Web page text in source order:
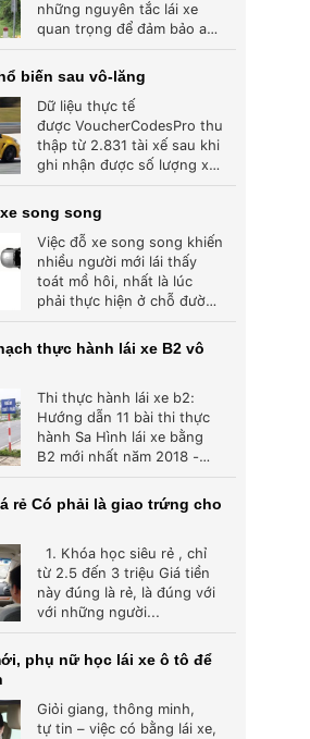
những nguyên tắc lái xe
quan trọng để đảm bảo an
toàn và...
biến sau vô-lăng
Dữ liệu thực tế
được VoucherCodesPro thu
thập từ 2.831 tài xế sau khi
ghi nhận được số lượng xe
phải vào xưởng sửa chữa
song song
Việc đỗ xe song song khiến
nhiều người mới lái thấy
toát mồ hôi, nhất là lúc
phải thực hiện ở chỗ đường
đông người...
thực hành lái xe B2 vô
Thi thực hành lái xe b2:
Hướng dẫn 11 bài thi thực
hành Sa Hình lái xe bằng
B2 mới nhất năm 2018 -
Đậu...
rẻ Có phải là giao trứng cho
1. Khóa học siêu rẻ , chỉ
từ 2.5 đến 3 triệu Giá tiền
này đúng là rẻ, là đúng với
với những người...
phụ nữ học lái xe ô tô để
Giỏi giang, thông minh,
tự tin – việc có bằng lái xe,